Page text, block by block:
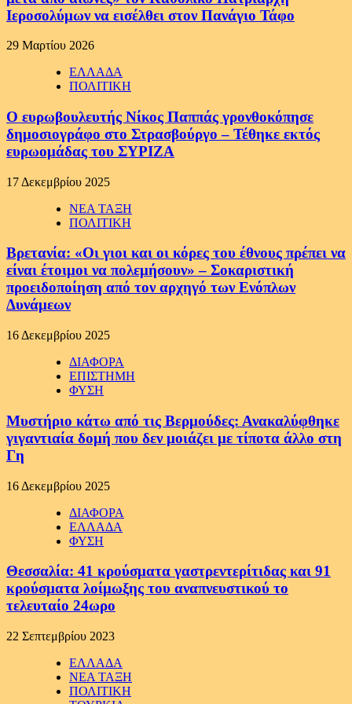
Ιεροσολύμων να εισέλθει στον Πανάγιο Τάφο
29 Μαρτίου 2026
ΕΛΛΑΔΑ
ΠΟΛΙΤΙΚΗ
Ο ευρωβουλευτής Νίκος Παππάς γρονθοκόπησε
δημοσιογράφο στο Στρασβούργο – Τέθηκε εκτός
ευρωομάδας του ΣΥΡΙΖΑ
17 Δεκεμβρίου 2025
ΝΕΑ ΤΑΞΗ
ΠΟΛΙΤΙΚΗ
Βρετανία: «Οι γιοι και οι κόρες του έθνους πρέπει να
είναι έτοιμοι να πολεμήσουν» – Σοκαριστική
προειδοποίηση από τον αρχηγό των Ενόπλων
Δυνάμεων
16 Δεκεμβρίου 2025
ΔΙΑΦΟΡΑ
ΕΠΙΣΤΗΜΗ
ΦΥΣΗ
Μυστήριο κάτω από τις Βερμούδες: Ανακαλύφθηκε
γιγαντιαία δομή που δεν μοιάζει με τίποτα άλλο στη
Γη
16 Δεκεμβρίου 2025
ΔΙΑΦΟΡΑ
ΕΛΛΑΔΑ
ΦΥΣΗ
Θεσσαλία: 41 κρούσματα γαστρεντερίτιδας και 91
κρούσματα λοίμωξης του αναπνευστικού το
τελευταίο 24ωρο
22 Σεπτεμβρίου 2023
ΕΛΛΑΔΑ
ΝΕΑ ΤΑΞΗ
ΠΟΛΙΤΙΚΗ